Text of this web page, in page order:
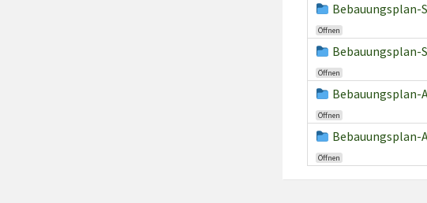
Öffnen
Bebauungsplan-
Öffnen
Bebauungsplan-
Öffnen
Öffnen